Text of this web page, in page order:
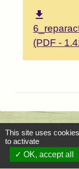
file_download
(PDF -
This site uses
to activate
OK, accept all